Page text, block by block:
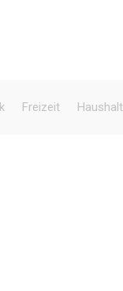
Freizeit Haushalt